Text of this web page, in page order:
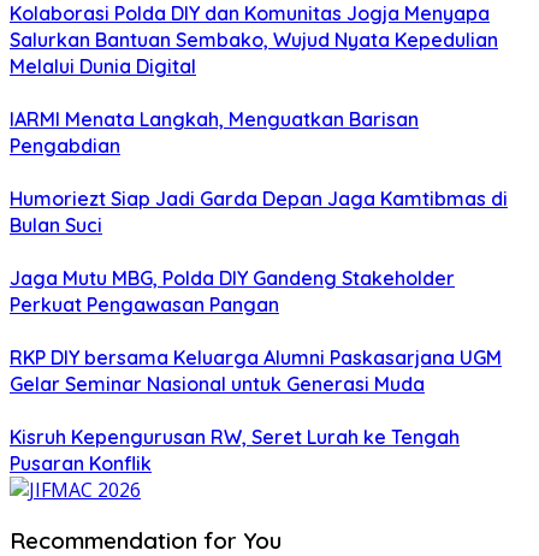
Kolaborasi Polda DIY dan Komunitas Jogja Menyapa
Salurkan Bantuan Sembako, Wujud Nyata Kepedulian
Melalui Dunia Digital
IARMI Menata Langkah, Menguatkan Barisan
Pengabdian
Humoriezt Siap Jadi Garda Depan Jaga Kamtibmas di
Bulan Suci
Jaga Mutu MBG, Polda DIY Gandeng Stakeholder
Perkuat Pengawasan Pangan
RKP DIY bersama Keluarga Alumni Paskasarjana UGM
Gelar Seminar Nasional untuk Generasi Muda
Kisruh Kepengurusan RW, Seret Lurah ke Tengah
Pusaran Konflik
Recommendation for You